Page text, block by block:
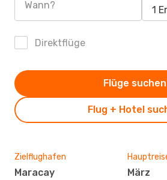
Wann? 1
Direktflüge
Flug + Hotel
Flüge suchen
Zielflughafen
Maracay März